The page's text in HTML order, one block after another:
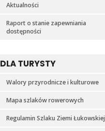
Aktualności
Raport o stanie zapewniania
dostępności
DLA TURYSTY
Walory przyrodnicze i kulturowe
Mapa szlaków rowerowych
Regulamin Szlaku Ziemi Łukowskiej